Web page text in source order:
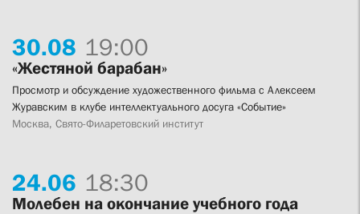
30.08 19:00
«Жестяной барабан»
Просмотр и обсуждение художественного фильма с Алексеем
Журавским в клубе интеллектуального досуга «Событие»
Москва, Свято-Филаретовский институт
24.06 18:30
Молебен на окончание учебного года